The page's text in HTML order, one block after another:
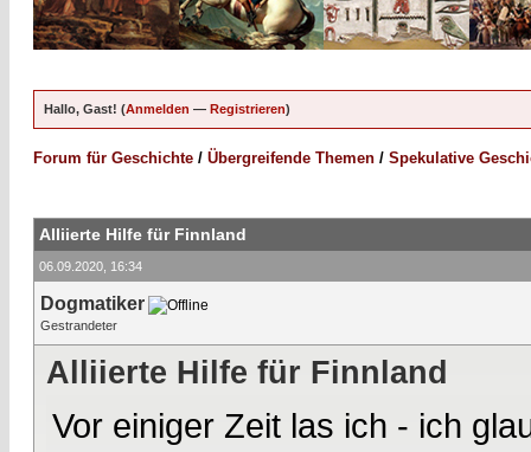
Hallo, Gast! (Anmelden — Registrieren)
Forum für Geschichte / Übergreifende Themen / Spekulative
Alliierte Hilfe für Finnland
06.09.2020, 16:34
Dogmatiker
Gestrandeter
Alliierte Hilfe für Finnland
Vor einiger Zeit las ich - ich